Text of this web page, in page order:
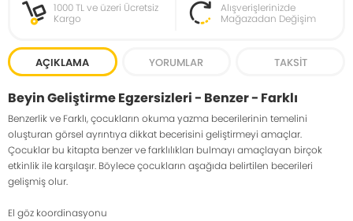
1000 TL ve üzeri Ücretsiz
Kargo
Alışverişlerinizde
Mağazadan Değişim
AÇIKLAMA YORUMLAR TAKSIT
Beyin Geliştirme Egzersizleri - Benzer - Farklı
Benzerlik ve Farklı, çocukların okuma yazma becerilerinin temelini
oluşturan görsel ayrıntıya dikkat becerisini geliştirmeyi amaçlar.
Çocuklar bu kitapta benzer ve farklılıkları bulmayı amaçlayan birçok
etkinlik ile karşılaşır. Böylece çocukların aşağıda belirtilen becerileri
gelişmiş olur.
El göz koordinasyonu